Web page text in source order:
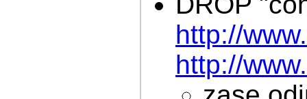
http://
http://